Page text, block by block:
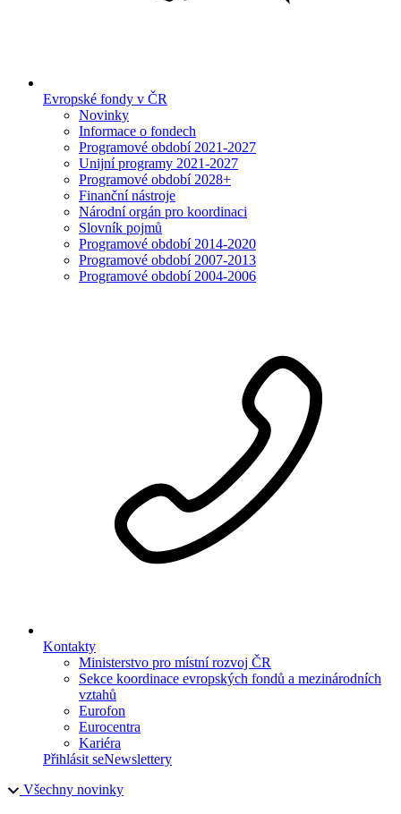
Evropské fondy v ČR
Novinky
Informace o fondech
Programové období 2021-2027
Unijní programy 2021-2027
Programové období 2028+
Finanční nástroje
Národní orgán pro koordinaci
Slovník pojmů
Programové období 2014-2020
Programové období 2007-2013
Programové období 2004-2006
Kontakty
Ministerstvo pro místní rozvoj ČR
Sekce koordinace evropských fondů a mezinárodních
vztahů
Eurofon
Eurocentra
Kariéra
Přihlásit seNewslettery
Všechny novinky